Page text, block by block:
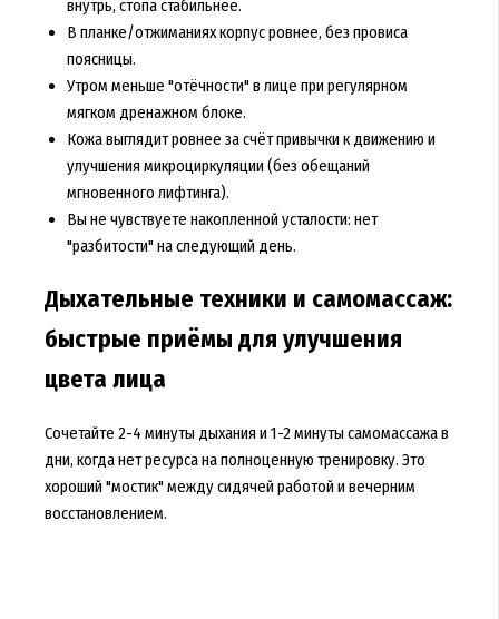
внутрь, стопа стабильнее.
В планке/отжиманиях корпус ровнее, без провиса
поясницы.
Утром меньше "отёчности" в лице при регулярном
мягком дренажном блоке.
Кожа выглядит ровнее за счёт привычки к движению и
улучшения микроциркуляции (без обещаний
мгновенного лифтинга).
Вы не чувствуете накопленной усталости: нет
"разбитости" на следующий день.
Дыхательные техники и самомассаж:
быстрые приёмы для улучшения
цвета лица
Сочетайте 2-4 минуты дыхания и 1-2 минуты самомассажа в
дни, когда нет ресурса на полноценную тренировку. Это
хороший "мостик" между сидячей работой и вечерним
восстановлением.